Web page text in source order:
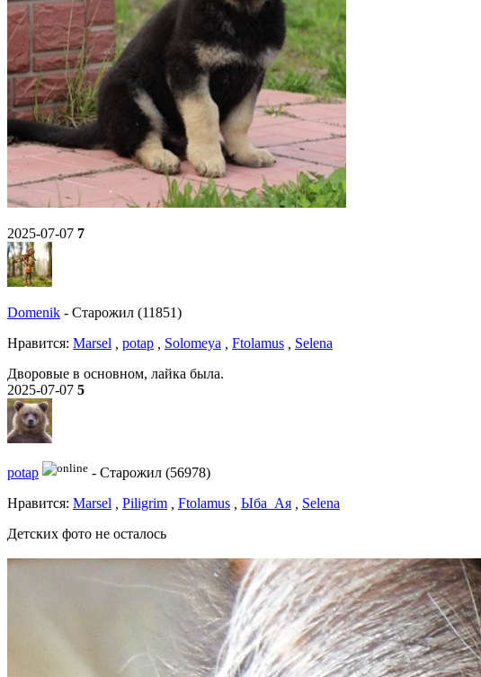
2025-07-07 7
Domenik - Старожил (11851)
Нравитcя: Marsel potap Solomeya Ftolamus
Selena
Дворовые в основном, лайка была.
2025-07-07 5
potap - Старожил (56978)
Нравитcя: Marsel Piligrim Ftolamus Ыба_Ая
Selena
Детских фото не осталось